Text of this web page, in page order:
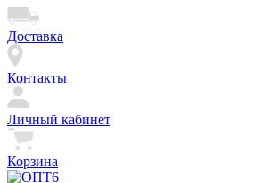
Доставка
Контакты
Личный кабинет
Корзина